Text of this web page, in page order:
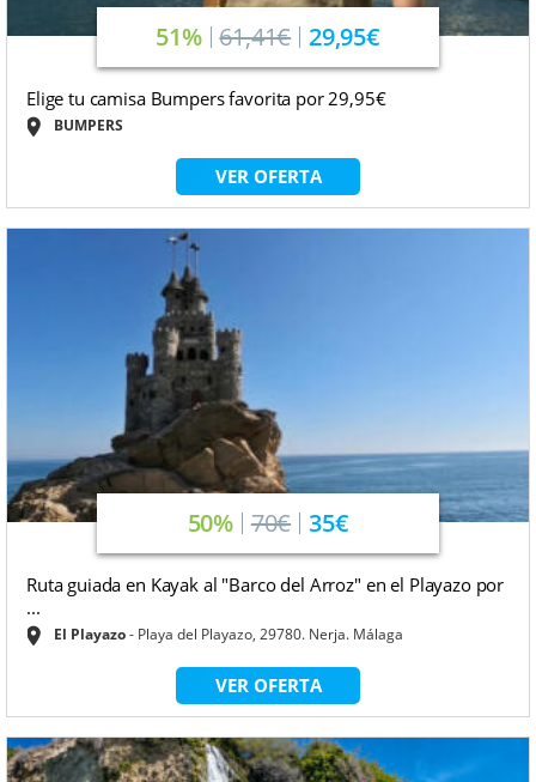
51% 61,41€ 29,95€
Elige tu camisa Bumpers favorita por 29,95€
BUMPERS
VER OFERTA
50% 70€ 35€
Ruta guiada en Kayak al "Barco del Arroz" en el Playazo por
...
El Playazo Playa del Playazo, 29780. Nerja. Málaga
VER OFERTA